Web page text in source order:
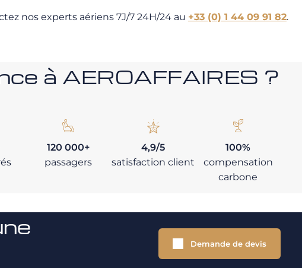
nos experts aériens 7J/7 24H/24 au +33 (0) 1 44 09 91 82.
à AEROAFFAIRES ?
120 000+
passagers
4,9/5
satisfaction client
100%
compensation
carbone
Demande de devis